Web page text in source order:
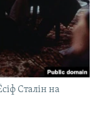
Сталін на